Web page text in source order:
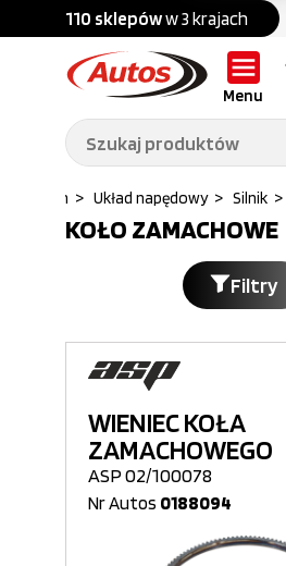
110 sklepóww 3 krajach
Menu
Części do:
Ciężarówek,
przyczep,
naczep
B2BGaleria
Oferty pracy
kwartalny
> Układ napędowy > Silnik >
KOŁO ZAMACHOWE
Filtry
WIENIEC KOŁA
ZAMACHOWEGO
ASP 02/100078
Nr Autos 0188094